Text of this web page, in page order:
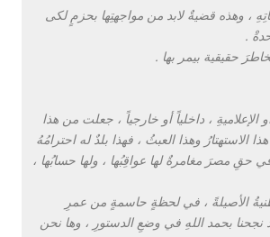
، وهذه قضيةٌ لابد من مواجهتِها بحزمٍ لكى
.
حقيقية بيمر بها .
، داخلياً أو خارجياً ، جعلت من هذا
وهذا العبثُ ، فهذا بلدٌ له احترامُهُ
حقِ مصرَ مغامرةٌ لها عواقِبُها ، ولها حسابُها ،
الأصيلةً ، في لحظةٍ حاسمةٍ من عمرِ
نجحنا بحمد اللهِ في وضعِ الدستورِ ، وها نحن